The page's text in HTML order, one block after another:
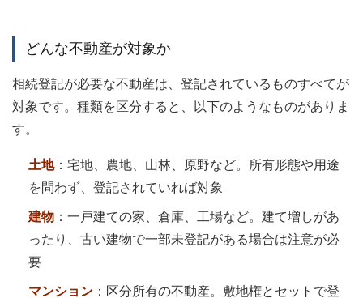
どんな不動産が対象か
相続登記が必要な不動産は、登記されているものすべてが
対象です。種類を区分すると、以下のようなものがありま
す。
土地：宅地、農地、山林、原野など。所有形態や用途
を問わず、登記されていれば対象
建物 ：一戸建ての家、倉庫、工場など。建て増しがあ
ったり、古い建物で一部未登記がある場合は注意が必
要
マンション ：区分所有の不動産。敷地権とセットで登